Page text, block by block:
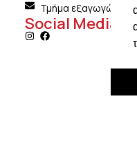
Τμήμα εξαγωγών:
Social Media